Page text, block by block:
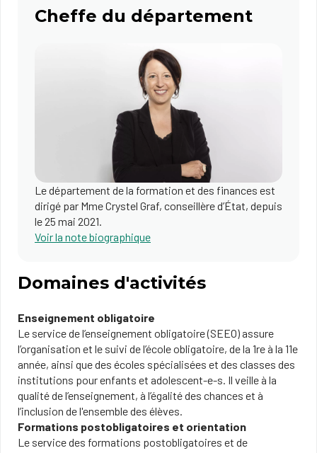
Cheffe du département
Le département de la formation et des finances est
dirigé par Mme Crystel Graf, conseillère d’État, depuis
le 25 mai 2021.
Voir la note biographique
Domaines d'activités
Enseignement obligatoire
Le service de l’enseignement obligatoire (SEEO) assure
l’organisation et le suivi de l’école obligatoire, de la 1re à la 11e
année, ainsi que des écoles spécialisées et des classes des
institutions pour enfants et adolescent-e-s. Il veille à la
qualité de l’enseignement, à l’égalité des chances et à
l’inclusion de l'ensemble des élèves.
Formations postobligatoires et orientation
Le service des formations postobligatoires et de